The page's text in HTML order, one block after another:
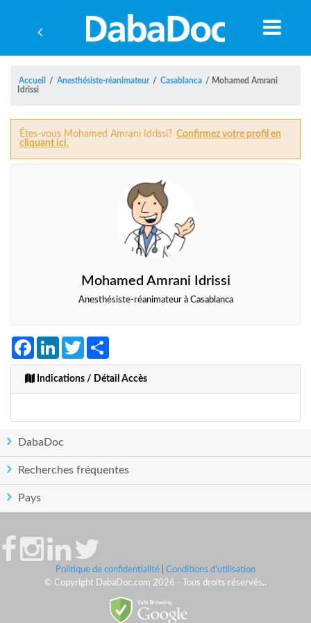
Accueil / Anesthésiste-réanimateur / Casablanca / Mohamed Amrani
Idrissi
Êtes-vous Mohamed Amrani Idrissi? Confirmez votre profil en
cliquant ici.
Mohamed Amrani Idrissi
Anesthésiste-réanimateur à Casablanca
FacebookLinkedInTwitter
Indications / Détail Accès
DabaDoc
Recherches fréquentes
Pays
Politique de confidentialité
Conditions d'utilisation
© Copyright DabaDoc.com 2026 - Tous droits réservés..